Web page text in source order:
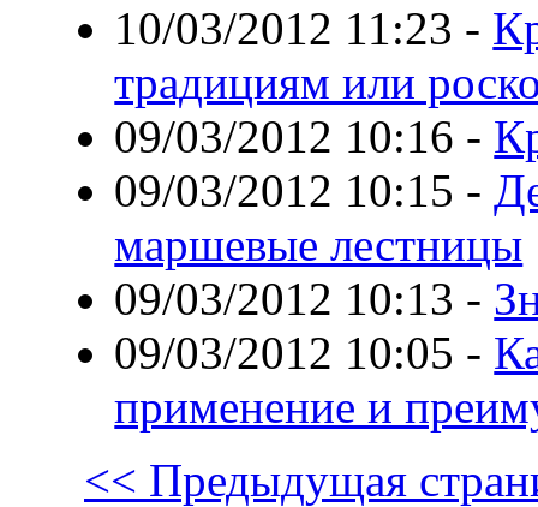
10/03/2012 11:23 -
традициям или
09/03/2012 10:16 -
09/03/2012 10:15 -
маршевые лестницы
09/03/2012 10:13 -
09/03/2012 10:05 -
применение и
<< Предыдущая